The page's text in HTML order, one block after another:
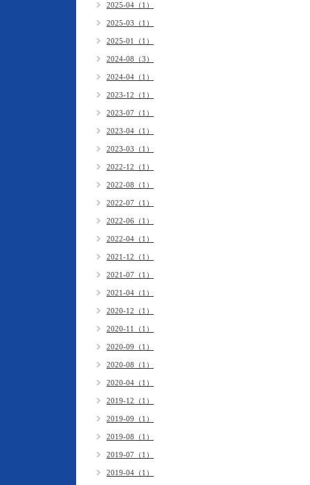
2025-04（1）
2025-03（1）
2025-01（1）
2024-08（3）
2024-04（1）
2023-12（1）
2023-07（1）
2023-04（1）
2023-03（1）
2022-12（1）
2022-08（1）
2022-07（1）
2022-06（1）
2022-04（1）
2021-12（1）
2021-07（1）
2021-04（1）
2020-12（1）
2020-11（1）
2020-09（1）
2020-08（1）
2020-04（1）
2019-12（1）
2019-09（1）
2019-08（1）
2019-07（1）
2019-04（1）